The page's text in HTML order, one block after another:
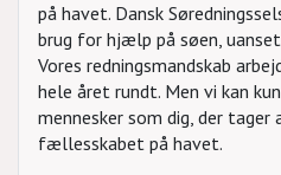
på havet. Dansk
brug for hjælp på søen,
Vores redningsmandskab
hele året rundt. Men vi kan
mennesker som dig, der
fællesskabet på havet.